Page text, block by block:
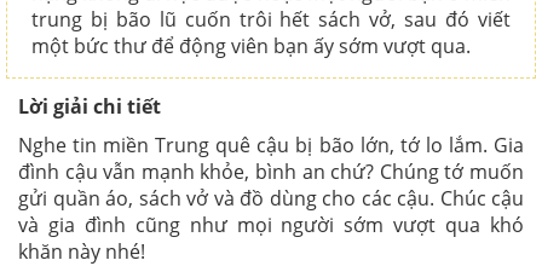
trung bị bão lũ cuốn trôi hết sách vở, sau đó viết
một bức thư để động viên bạn ấy sớm vượt qua.
Lời giải chi tiết
Nghe tin miền Trung quê cậu bị bão lớn, tớ lo lắm. Gia
đình cậu vẫn mạnh khỏe, bình an chứ? Chúng tớ muốn
gửi quần áo, sách vở và đồ dùng cho các cậu. Chúc cậu
và gia đình cũng như mọi người sớm vượt qua khó
khăn này nhé!